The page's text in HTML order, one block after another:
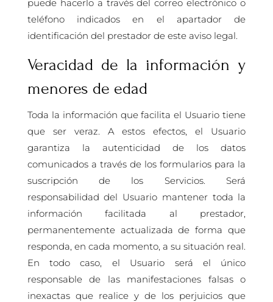
puede hacerlo a través del correo electrónico o
teléfono indicados en el apartador de
identificación del prestador de este aviso legal.
Veracidad de la información y
menores de edad
Toda la información que facilita el Usuario tiene
que ser veraz. A estos efectos, el Usuario
garantiza la autenticidad de los datos
comunicados a través de los formularios para la
suscripción de los Servicios. Será
responsabilidad del Usuario mantener toda la
información facilitada al prestador,
permanentemente actualizada de forma que
responda, en cada momento, a su situación real.
En todo caso, el Usuario será el único
responsable de las manifestaciones falsas o
inexactas que realice y de los perjuicios que